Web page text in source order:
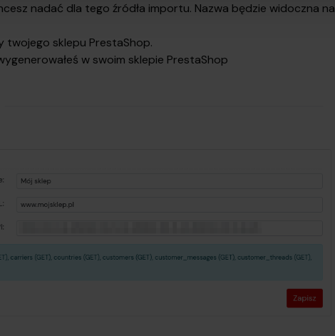
nadać dla tego źródła importu. Nazwa będzie widoczna na
twojego sklepu PrestaShop.
w swoim sklepie PrestaShop